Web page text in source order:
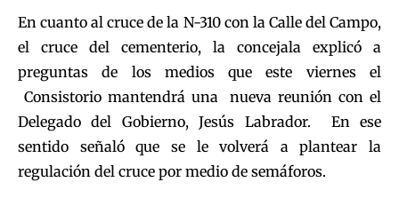
En cuanto al cruce de la N-310 con la Calle del Campo,
el cruce del cementerio, la concejala explicó a
preguntas de los medios que este viernes el
Consistorio mantendrá una nueva reunión con el
Delegado del Gobierno, Jesús Labrador. En ese
sentido señaló que se le volverá a plantear la
regulación del cruce por medio de semáforos.